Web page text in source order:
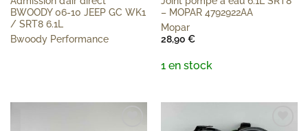
BWOODY 06-10 JEEP GC WK1
/ SRT8 6.1L
Bwoody Performance
– MOPAR 4792922AA
Mopar
28,90 €
1 en stock